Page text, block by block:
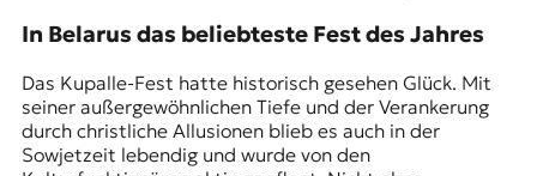
In Belarus das beliebteste Fest des Jahres
Das Kupalle-Fest hatte historisch gesehen Glück. Mit
seiner außergewöhnlichen Tiefe und der Verankerung
durch christliche Allusionen blieb es auch in der
Sowjetzeit lebendig und wurde von den